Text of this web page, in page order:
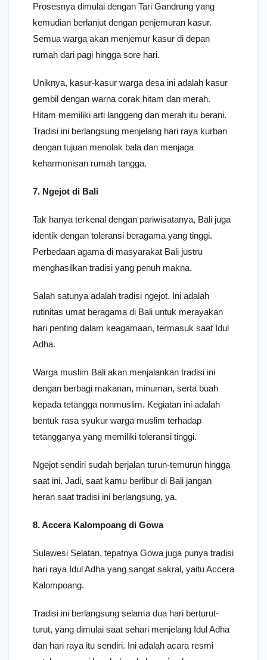
Prosesnya dimulai dengan Tari Gandrung yang
kemudian berlanjut dengan penjemuran kasur.
Semua warga akan menjemur kasur di depan
rumah dari pagi hingga sore hari.
Uniknya, kasur-kasur warga desa ini adalah kasur
gembil dengan warna corak hitam dan merah.
Hitam memiliki arti langgeng dan merah itu berani.
Tradisi ini berlangsung menjelang hari raya kurban
dengan tujuan menolak bala dan menjaga
keharmonisan rumah tangga.
7. Ngejot di Bali
Tak hanya terkenal dengan pariwisatanya, Bali juga
identik dengan toleransi beragama yang tinggi.
Perbedaan agama di masyarakat Bali justru
menghasilkan tradisi yang penuh makna.
Salah satunya adalah tradisi ngejot. Ini adalah
rutinitas umat beragama di Bali untuk merayakan
hari penting dalam keagamaan, termasuk saat Idul
Adha.
Warga muslim Bali akan menjalankan tradisi ini
dengan berbagi makanan, minuman, serta buah
kepada tetangga nonmuslim. Kegiatan ini adalah
bentuk rasa syukur warga muslim terhadap
tetangganya yang memiliki toleransi tinggi.
Ngejot sendiri sudah berjalan turun-temurun hingga
saat ini. Jadi, saat kamu berlibur di Bali jangan
heran saat tradisi ini berlangsung, ya.
8. Accera Kalompoang di Gowa
Sulawesi Selatan, tepatnya Gowa juga punya tradisi
hari raya Idul Adha yang sangat sakral, yaitu Accera
Kalompoang.
Tradisi ini berlangsung selama dua hari berturut-
turut, yang dimulai saat sehari menjelang Idul Adha
dan hari raya itu sendiri. Ini adalah acara resmi